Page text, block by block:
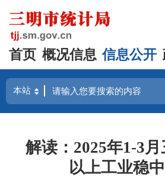
首页 概况信息 信息公开
解读：2025年1-3
以上工业稳